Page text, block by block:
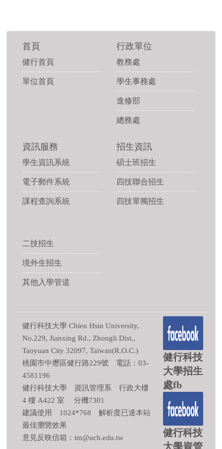
首頁
健行首頁
單位首頁
行政單位
教務處
學生事務處
進修部
總務處
資訊服務
學生資訊系統
電子郵件系統
課程查詢系統
招生資訊
碩士班招生
四技聯合招生
四技單獨招生
二技招生
境外生招生
其他入學管道
健行科技大學 Chien Hsin University,
No.229, Jianxing Rd., Zhongli Dist.,
Taoyuan City 32097, Taiwan(R.O.C.)
桃園市中壢區健行路229號 電話：03-
4581196
健行科技大學 資訊管理系 行政大樓
4 樓 A422 室 分機7301
建議使用 1024*768 解析度已達本站
最佳瀏覽效果
意見反映信箱：im@uch.edu.tw
健行科技
大學招生
處fb
健行科技
大學資管